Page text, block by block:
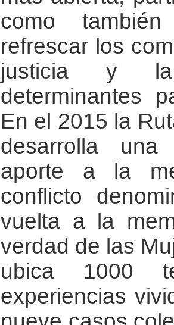
como
refrescar los
justicia y la
determinantes
En el 2015 la
desarrolla una
aporte a la
conflicto
vuelta a la
verdad de las
ubica 1000
experiencias